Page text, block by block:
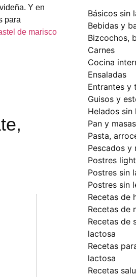
Y en
para
de marisco
básicos sin
bebidas y
bizcochos,
carnes
cocina
ensaladas
entrantes y
guisos y
helados
pan y masas
pasta,
pescados
postres
postres sin
postres sin
recetas de
recetas de
recetas de semana santa sin
lactosa
recetas para san valentin sin
lactosa
recetas